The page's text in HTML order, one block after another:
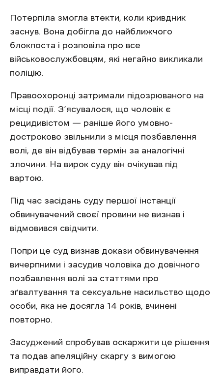
Потерпіла змогла втекти, коли кривдник
заснув. Вона добігла до найближчого
блокпоста і розповіла про все
військовослужбовцям, які негайно викликали
поліцію.
Правоохоронці затримали підозрюваного на
місці події. З’ясувалося, що чоловік є
рецидивістом — раніше його умовно-
достроково звільнили з місця позбавлення
волі, де він відбував термін за аналогічні
злочини. На вирок суду він очікував під
вартою.
Під час засідань суду першої інстанції
обвинувачений своєї провини не визнав і
відмовився свідчити.
Попри це суд визнав докази обвинувачення
вичерпними і засудив чоловіка до довічного
позбавлення волі за статтями про
зґвалтування та сексуальне насильство щодо
особи, яка не досягла 14 років, вчинені
повторно.
Засуджений спробував оскаржити це рішення
та подав апеляційну скаргу з вимогою
виправдати його.